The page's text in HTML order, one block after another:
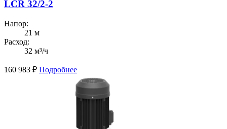
LCR 32/2-2
Напор:
21 м
Расход:
32 м³/ч
160 983 ₽ Подробнее